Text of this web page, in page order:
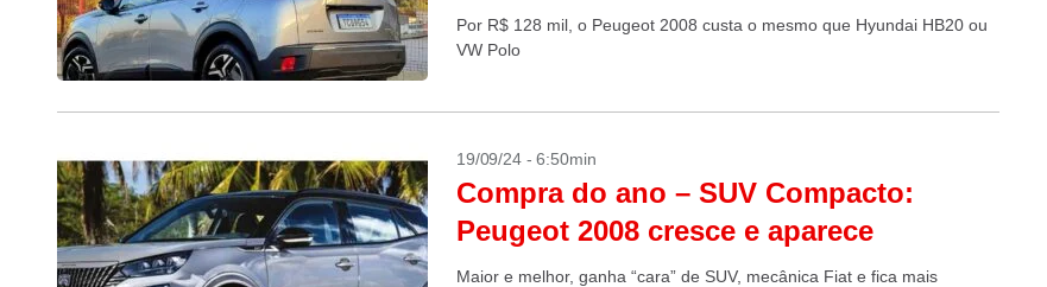
Por R$ 128 mil, o Peugeot 2008 custa o mesmo que Hyundai HB20 ou
VW Polo
19/09/24 - 6:50min
Compra do ano – SUV Compacto:
Peugeot 2008 cresce e aparece
Maior e melhor, ganha “cara” de SUV, mecânica Fiat e fica mais